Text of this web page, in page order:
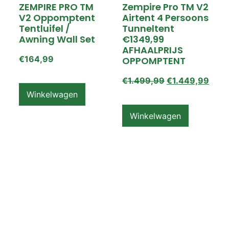
ZEMPIRE PRO TM
V2 Oppomptent
Tentluifel /
Awning Wall Set
€164,99
Winkelwagen
Zempire Pro TM V2
Airtent 4 Persoons
Tunneltent
€1349,99
AFHAALPRIJS
OPPOMPTENT
€1.499,99 €1.449,99
Winkelwagen